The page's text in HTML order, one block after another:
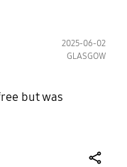
2025-06-02
GLASGOW
but was